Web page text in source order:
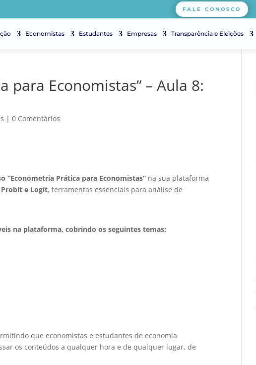
FALE CONOSCO
Economistas Estudantes Empresas Transparência e Eleições
para Economistas” – Aula 8:
|0 Comentários
“Econometria Prática para Economistas” na sua plataforma
e Logit, ferramentas essenciais para análise de
na plataforma, cobrindo os seguintes temas:
que economistas e estudantes de economia
os conteúdos a qualquer hora e de qualquer lugar, de